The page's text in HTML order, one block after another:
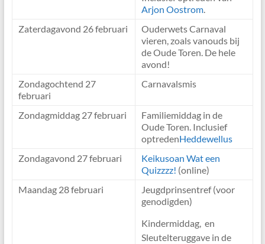
Arjon Oostrom.
Zaterdagavond 26 februari
Ouderwets Carnaval
vieren, zoals vanouds bij
de Oude Toren. De hele
avond!
Zondagochtend 27
februari
Carnavalsmis
Zondagmiddag 27 februari
Familiemiddag in de
Oude Toren. Inclusief
optredenHeddewellus
Zondagavond 27 februari
Keikusoan Wat een
Quizzzz! (online)
Maandag 28 februari
Jeugdprinsentref (voor
genodigden)
Kindermiddag, en
Sleutelteruggave in de